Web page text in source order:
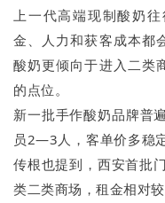
上一代高端现制酸奶
金、人力和获客成本都
酸奶更倾向于进入二类
的点位。
新一批手作酸奶品牌普
员2—3人，客单价多稳
传根也提到，西安首批
类二类商场，租金相对